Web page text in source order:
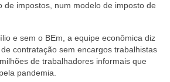
de impostos, num modelo de imposto de
e sem o BEm, a equipe econômica diz
contratação sem encargos trabalhistas
de trabalhadores informais que
pandemia.